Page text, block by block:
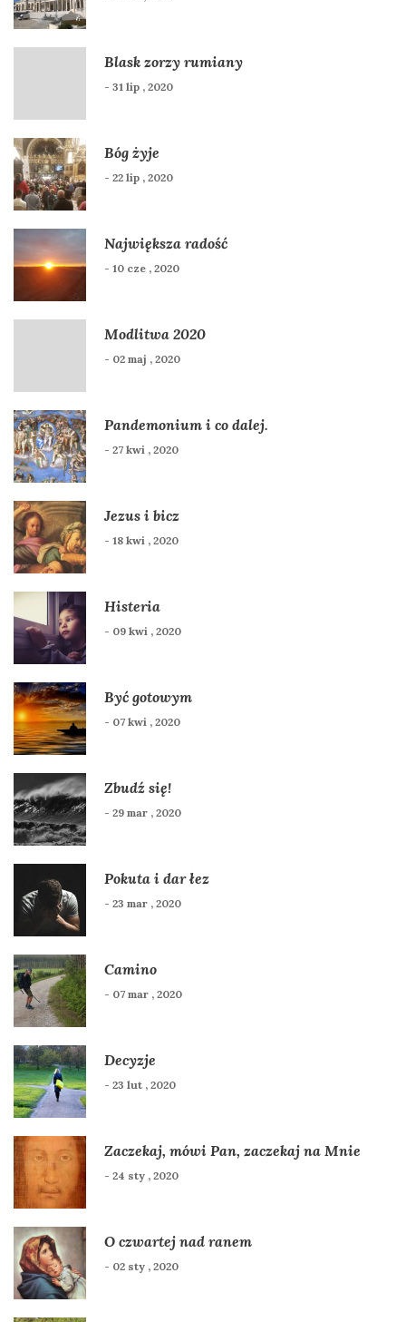
Blask zorzy rumiany
- 31 lip , 2020
Bóg żyje
- 22 lip , 2020
Największa radość
- 10 cze , 2020
Modlitwa 2020
- 02 maj , 2020
Pandemonium i co dalej.
- 27 kwi , 2020
Jezus i bicz
- 18 kwi , 2020
Histeria
- 09 kwi , 2020
Być gotowym
- 07 kwi , 2020
Zbudź się!
- 29 mar , 2020
Pokuta i dar łez
- 23 mar , 2020
Camino
- 07 mar , 2020
Decyzje
- 23 lut , 2020
Zaczekaj, mówi Pan, zaczekaj na Mnie
- 24 sty , 2020
O czwartej nad ranem
- 02 sty , 2020